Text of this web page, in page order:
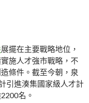
展擺在主要戰略地位，
施人才強市戰略，不
條件。截至今朝，泉
引進湊集國家級人才計
名。